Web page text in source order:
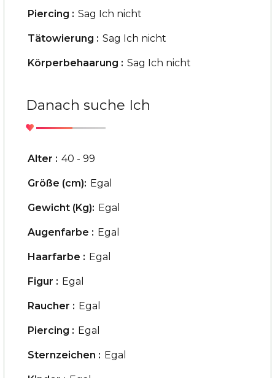
Piercing : Sag Ich nicht
Tätowierung : Sag Ich nicht
Körperbehaarung : Sag Ich nicht
Danach suche Ich
Alter : 40 - 99
Größe (cm): Egal
Gewicht (Kg): Egal
Augenfarbe : Egal
Haarfarbe : Egal
Figur : Egal
Raucher : Egal
Piercing : Egal
Sternzeichen : Egal